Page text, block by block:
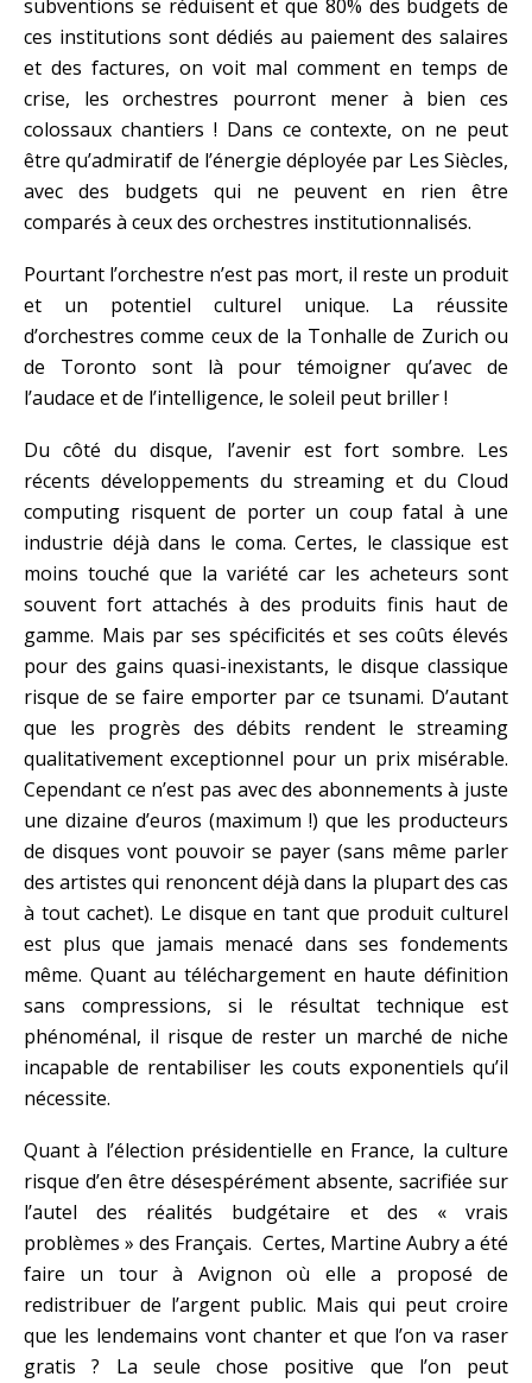
subventions se réduisent et que 80% des budgets de
ces institutions sont dédiés au paiement des salaires
et des factures, on voit mal comment en temps de
crise, les orchestres pourront mener à bien ces
colossaux chantiers ! Dans ce contexte, on ne peut
être qu’admiratif de l’énergie déployée par Les Siècles,
avec des budgets qui ne peuvent en rien être
comparés à ceux des orchestres institutionnalisés.
Pourtant l’orchestre n’est pas mort, il reste un produit
et un potentiel culturel unique. La réussite
d’orchestres comme ceux de la Tonhalle de Zurich ou
de Toronto sont là pour témoigner qu’avec de
l’audace et de l’intelligence, le soleil peut briller !
Du côté du disque, l’avenir est fort sombre. Les
récents développements du streaming et du Cloud
computing risquent de porter un coup fatal à une
industrie déjà dans le coma. Certes, le classique est
moins touché que la variété car les acheteurs sont
souvent fort attachés à des produits finis haut de
gamme. Mais par ses spécificités et ses coûts élevés
pour des gains quasi-inexistants, le disque classique
risque de se faire emporter par ce tsunami. D’autant
que les progrès des débits rendent le streaming
qualitativement exceptionnel pour un prix misérable.
Cependant ce n’est pas avec des abonnements à juste
une dizaine d’euros (maximum !) que les producteurs
de disques vont pouvoir se payer (sans même parler
des artistes qui renoncent déjà dans la plupart des cas
à tout cachet). Le disque en tant que produit culturel
est plus que jamais menacé dans ses fondements
même. Quant au téléchargement en haute définition
sans compressions, si le résultat technique est
phénoménal, il risque de rester un marché de niche
incapable de rentabiliser les couts exponentiels qu’il
nécessite.
Quant à l’élection présidentielle en France, la culture
risque d’en être désespérément absente, sacrifiée sur
l’autel des réalités budgétaire et des « vrais
problèmes » des Français. Certes, Martine Aubry a été
faire un tour à Avignon où elle a proposé de
redistribuer de l’argent public. Mais qui peut croire
que les lendemains vont chanter et que l’on va raser
gratis ? La seule chose positive que l’on peut